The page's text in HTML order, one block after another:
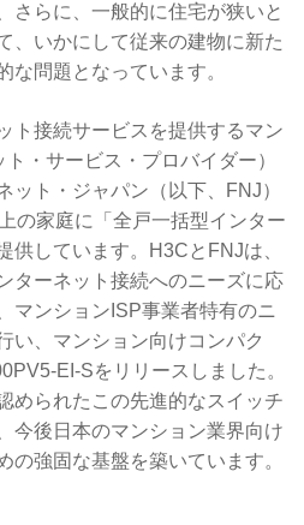
さらに、一般的に住宅が狭いと
、いかにして従来の建物に新た
な問題となっています。
ト接続サービスを提供するマン
・サービス・プロバイダー）
ット・ジャパン（以下、FNJ）
の家庭に「全戸一括型インター
供しています。H3CとFNJは、
ターネット接続へのニーズに応
マンションISP事業者特有のニ
い、マンション向けコンパク
EI-Sをリリースしました。
められたこの先進的なスイッチ
今後日本のマンション業界向け
の強固な基盤を築いています。